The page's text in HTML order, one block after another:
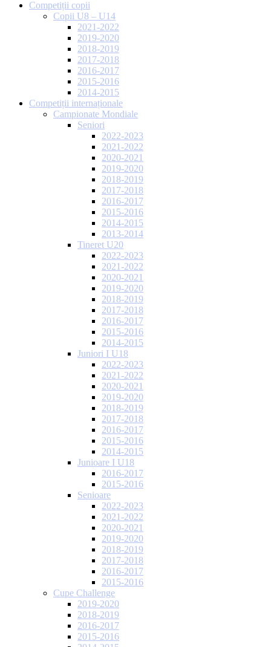
Competiții copii
Copii U8 – U14
2021-2022
2019-2020
2018-2019
2017-2018
2016-2017
2015-2016
2014-2015
Competiții internaționale
Campionate Mondiale
Seniori
2022-2023
2021-2022
2020-2021
2019-2020
2018-2019
2017-2018
2016-2017
2015-2016
2014-2015
2013-2014
Tineret U20
2022-2023
2021-2022
2020-2021
2019-2020
2018-2019
2017-2018
2016-2017
2015-2016
2014-2015
Juniori I U18
2022-2023
2021-2022
2020-2021
2019-2020
2018-2019
2017-2018
2016-2017
2015-2016
2014-2015
Junioare I U18
2016-2017
2015-2016
Senioare
2022-2023
2021-2022
2020-2021
2019-2020
2018-2019
2017-2018
2016-2017
2015-2016
Cupe Challenge
2019-2020
2018-2019
2016-2017
2015-2016